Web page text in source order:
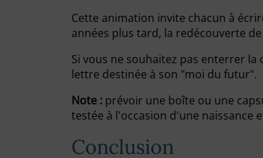
Cette animation invite chacun à
années plus tard, la redécouverte
Si vous ne souhaitez pas enterrer
lettre destinée à son "moi du futur".
Note : prévoir une boîte ou une
testée à l'occasion d'une naissance
Conclusion